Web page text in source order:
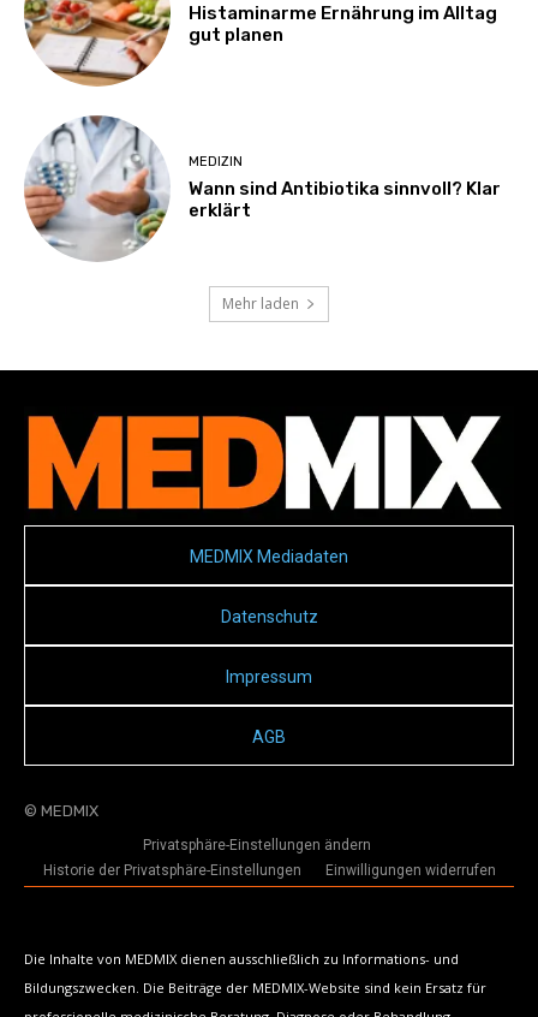
Histaminarme Ernährung im Alltag
gut planen
MEDIZIN
Wann sind Antibiotika sinnvoll? Klar
erklärt
Mehr laden
MEDMIX Mediadaten
Datenschutz
Impressum
AGB
© MEDMIX
Privatsphäre-Einstellungen ändern
Historie der Privatsphäre-Einstellungen
Einwilligungen widerrufen
Die Inhalte von MEDMIX dienen ausschließlich zu Informations- und
Bildungszwecken. Die Beiträge der MEDMIX-Website sind kein Ersatz für